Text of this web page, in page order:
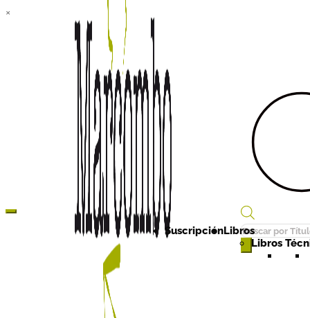
×
Búsqueda
de
productos
SuscripciónLibros
Libros